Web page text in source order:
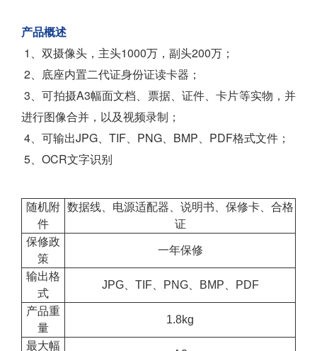
产品概述
1、双摄像头，主头1000万，副头200万；
2、底座内置二代证身份证读卡器；
3、可拍摄A3幅面文档、票据、证件、卡片等实物，并
进行图像合并，以及视频录制；
4、可输出JPG、TIF、PNG、BMP、PDF格式文件；
5、OCR文字识别
随机附
件
数据线、电源适配器、说明书、保修卡、合格
证
保修政
策
一年保修
输出格
式
JPG、TIF、PNG、BMP、PDF
产品重
量
1.8kg
最大幅